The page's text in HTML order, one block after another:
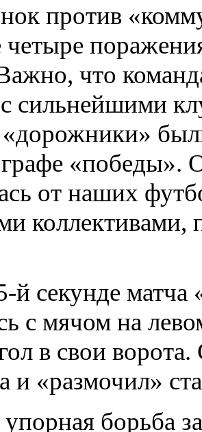
против
четыре
что
сильнейшими
«дорожники»
«победы».
от наших
коллективами,
й секунде
с мячом на
в свои
и «размочил»
упорная борьба